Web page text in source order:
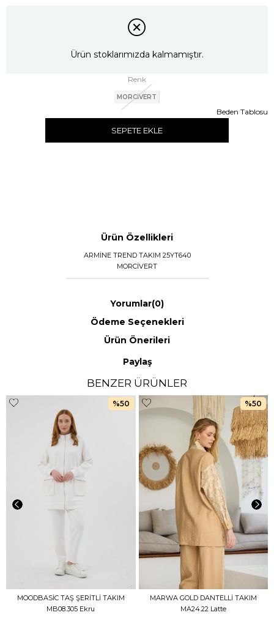
Ürün stoklarımızda kalmamıştır.
Renk
MORCİVERT
Beden Tablosu
SEPETE EKLE
Ürün Özellikleri
ARMİNE TREND TAKIM 25YT640
MORCİVERT
Yorumlar(0)
Ödeme Seçenekleri
Ürün Önerileri
Paylaş
BENZER ÜRÜNLER
MOODBASİC TAŞ ŞERİTLİ TAKIM
MB08.305 Ekru
%50
MARWA GOLD DANTELLİ TAKIM
MA24.22 Latte
%50